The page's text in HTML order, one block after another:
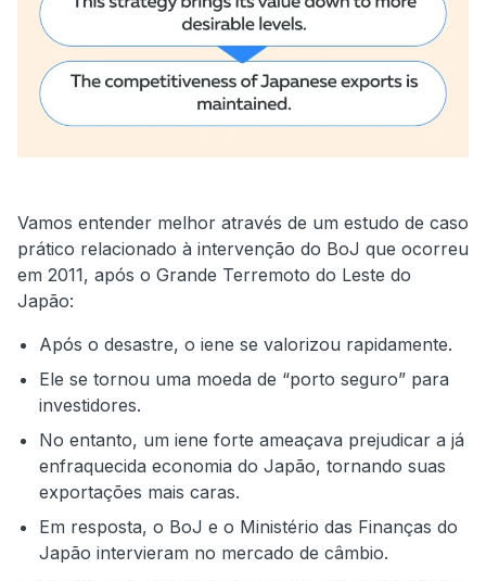
Vamos entender melhor através de um estudo de caso
prático relacionado à intervenção do BoJ que ocorreu
em 2011, após o Grande Terremoto do Leste do
Japão:
Após o desastre, o iene se valorizou rapidamente.
Ele se tornou uma moeda de “porto seguro” para
investidores.
No entanto, um iene forte ameaçava prejudicar a já
enfraquecida economia do Japão, tornando suas
exportações mais caras.
Em resposta, o BoJ e o Ministério das Finanças do
Japão intervieram no mercado de câmbio.